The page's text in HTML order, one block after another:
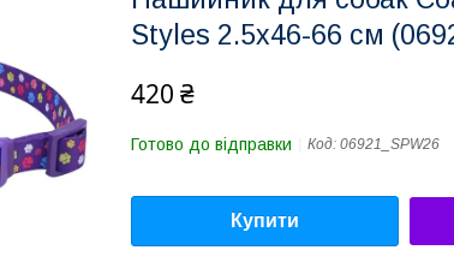
Styles 2.5х46-66 см
420 ₴
Готово до відправки Код: 06921_SPW26
Купити